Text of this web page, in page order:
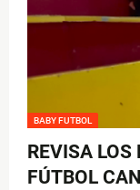
BABY FUTBOL
REVISA LOS
FÚTBOL